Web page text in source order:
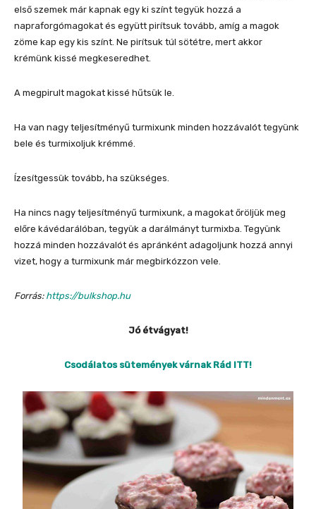
első szemek már kapnak egy ki színt tegyük hozzá a
napraforgómagokat és együtt pirítsuk tovább, amíg a magok
zöme kap egy kis színt. Ne pirítsuk túl sötétre, mert akkor
krémünk kissé megkeseredhet.
A megpirult magokat kissé hűtsük le.
Ha van nagy teljesítményű turmixunk minden hozzávalót tegyünk
bele és turmixoljuk krémmé.
Ízesítgessük tovább, ha szükséges.
Ha nincs nagy teljesítményű turmixunk, a magokat őröljük meg
előre kávédarálóban, tegyük a darálmányt turmixba. Tegyünk
hozzá minden hozzávalót és apránként adagoljunk hozzá annyi
vizet, hogy a turmixunk már megbirkózzon vele.
Forrás: https://bulkshop.hu
Jó étvágyat!
Csodálatos sütemények várnak Rád ITT!